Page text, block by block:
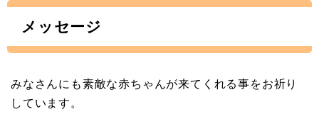
メッセージ
みなさんにも素敵な赤ちゃんが来てくれる事をお祈り
しています。